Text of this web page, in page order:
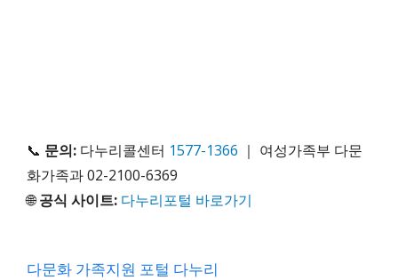
📞 문의: 다누리콜센터 1577-1366 ｜ 여성가족부 다문
화가족과 02-2100-6369
🌐공식 사이트: 다누리포털 바로가기
다문화 가족지원 포털 다누리